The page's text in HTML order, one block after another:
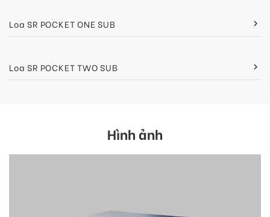
Loa SR POCKET ONE SUB keyboard_arrow_right
Loa SR POCKET TWO SUB keyboard_arrow_right
Hình ảnh